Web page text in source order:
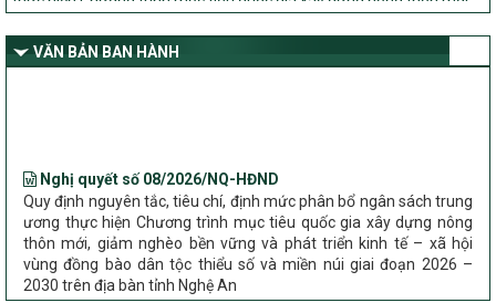
giảm nghèo bền vững và phát triển kinh tế – xã hội vùng đồng bào
Nghệ An
VĂN BẢN BAN HÀNH
Quy định nguyên tắc, tiêu chí, định mức phân bổ ngân sách trung
ương thực hiện Chương trình mục tiêu quốc gia xây dựng nông
thôn mới, giảm nghèo bền vững và phát triển kinh tế – xã hội
vùng đồng bào dân tộc thiểu số và miền núi giai đoạn 2026 –
2030 trên địa bàn tỉnh Nghệ An
Chỉ Thị số 22-CT/TU